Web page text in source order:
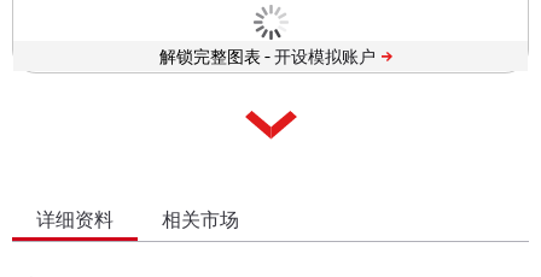
解锁完整图表 -
详细资料 相关市场